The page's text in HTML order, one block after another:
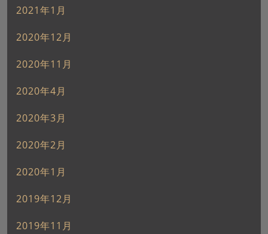
2021年1月
2020年12月
2020年11月
2020年4月
2020年3月
2020年2月
2020年1月
2019年12月
2019年11月